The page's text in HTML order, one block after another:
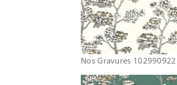
Nos Gravures 102990922